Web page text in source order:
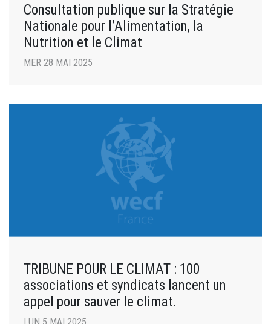
Consultation publique sur la Stratégie
Nationale pour l’Alimentation, la
Nutrition et le Climat
MER 28 MAI 2025
TRIBUNE POUR LE CLIMAT : 100
associations et syndicats lancent un
appel pour sauver le climat.
LUN 5 MAI 2025